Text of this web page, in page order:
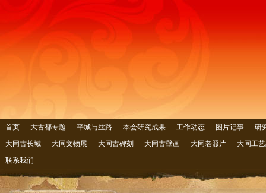
首页 大古都专题 平城与丝路 本会研究成果 工作动态 图片记事
研
大同古长城
大同文物展 大同古碑刻 大同古壁画 大同老照片
大同工
联系我们